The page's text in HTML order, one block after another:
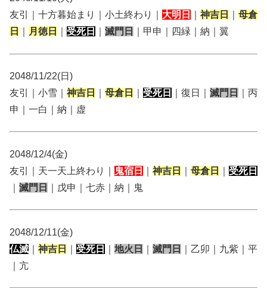
友引｜十方暮始まり｜小土終わり｜ 大明日 神吉日
母倉
日
月徳日 受死日 滅門日 ｜甲申｜四緑｜納｜翼
2048/11/22(日)
友引｜小雪｜ 神吉日 母倉日 受死日 ｜復日｜ 滅門日
｜丙
申｜一白｜納｜虚
2048/12/4(金)
友引｜天一天上終わり｜
鬼宿日 神吉日 母倉日
受死日
滅門日 ｜戊申｜七赤｜納｜鬼
2048/12/11(金)
仏滅
神吉日 受死日 地火日 滅門日
｜乙卯｜九紫｜平
｜亢